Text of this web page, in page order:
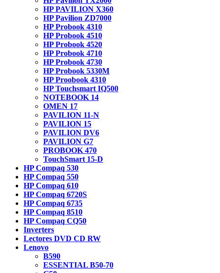
HP PAVILION X360
HP Pavilion ZD7000
HP Probook 4310
HP Probook 4510
HP Probook 4520
HP Probook 4710
HP Probook 4730
HP Probook 5330M
HP Proobook 4310
HP Touchsmart IQ500
NOTEBOOK 14
OMEN 17
PAVILION 11-N
PAVILION 15
PAVILION DV6
PAVILION G7
PROBOOK 470
TouchSmart 15-D
HP Compaq 530
HP Compaq 550
HP Compaq 610
HP Compaq 6720S
HP Compaq 6735
HP Compaq 8510
HP Compaq CQ50
Inverters
Lectores DVD CD RW
Lenovo
B590
ESSENTIAL B50-70